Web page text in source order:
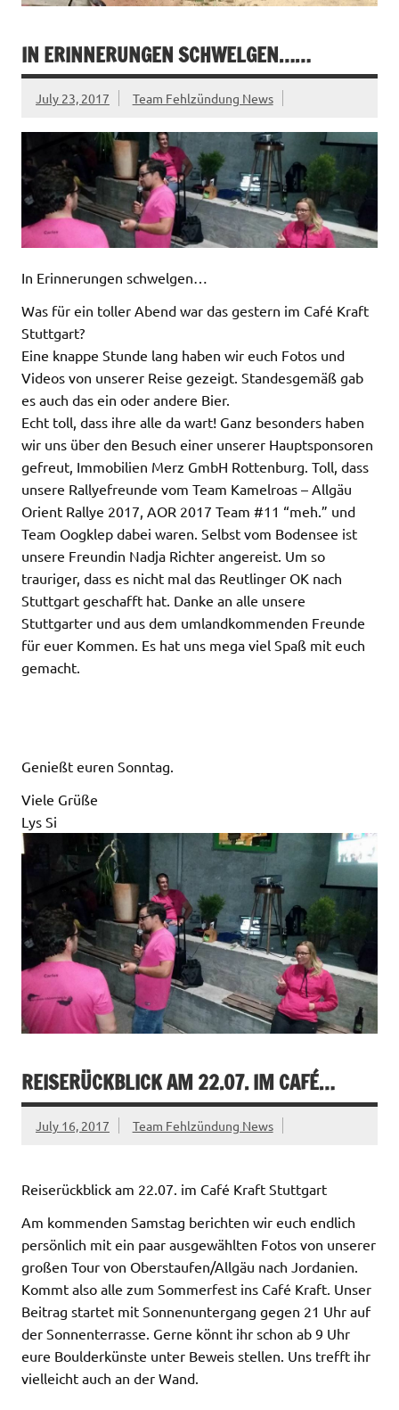
IN ERINNERUNGEN SCHWELGEN……
July 23, 2017 Team Fehlzündung News
In Erinnerungen schwelgen…
Was für ein toller Abend war das gestern im Café Kraft
Stuttgart?
Eine knappe Stunde lang haben wir euch Fotos und
Videos von unserer Reise gezeigt. Standesgemäß gab
es auch das ein oder andere Bier.
Echt toll, dass ihre alle da wart! Ganz besonders haben
wir uns über den Besuch einer unserer Hauptsponsoren
gefreut, Immobilien Merz GmbH Rottenburg. Toll, dass
unsere Rallyefreunde vom Team Kamelroas – Allgäu
Orient Rallye 2017, AOR 2017 Team #11 “meh.” und
Team Oogklep dabei waren. Selbst vom Bodensee ist
unsere Freundin Nadja Richter angereist. Um so
trauriger, dass es nicht mal das Reutlinger OK nach
Stuttgart geschafft hat. Danke an alle unsere
Stuttgarter und aus dem umlandkommenden Freunde
für euer Kommen. Es hat uns mega viel Spaß mit euch
gemacht.
Genießt euren Sonntag.
Viele Grüße
Lys Si
REISERÜCKBLICK AM 22.07. IM CAFÉ…
July 16, 2017 Team Fehlzündung News
Reiserückblick am 22.07. im Café Kraft Stuttgart
Am kommenden Samstag berichten wir euch endlich
persönlich mit ein paar ausgewählten Fotos von unserer
großen Tour von Oberstaufen/Allgäu nach Jordanien.
Kommt also alle zum Sommerfest ins Café Kraft. Unser
Beitrag startet mit Sonnenuntergang gegen 21 Uhr auf
der Sonnenterrasse. Gerne könnt ihr schon ab 9 Uhr
eure Boulderkünste unter Beweis stellen. Uns trefft ihr
vielleicht auch an der Wand.